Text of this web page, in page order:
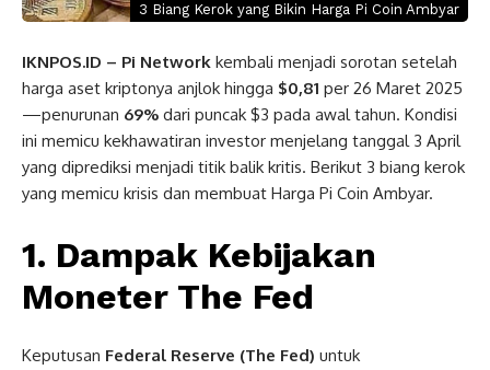
3 Biang Kerok yang Bikin Harga Pi Coin Ambyar
IKNPOS.ID – Pi Network kembali menjadi sorotan setelah
harga aset kriptonya anjlok hingga $0,81 per 26 Maret 2025
—penurunan 69% dari puncak $3 pada awal tahun. Kondisi
ini memicu kekhawatiran investor menjelang tanggal 3 April
yang diprediksi menjadi titik balik kritis. Berikut 3 biang kerok
yang memicu krisis dan membuat Harga Pi Coin Ambyar.
1. Dampak Kebijakan
Moneter The Fed
Keputusan Federal Reserve (The Fed) untuk